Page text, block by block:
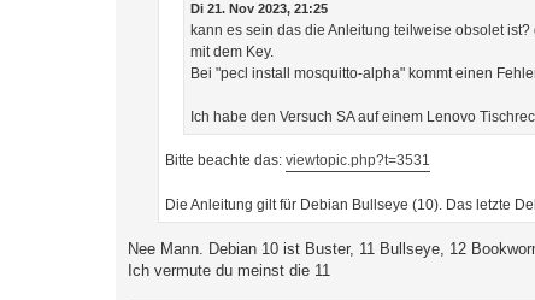
Di 21. Nov 2023, 21:25
kann es sein das die Anleitung teilweise obsolet
mit dem Key.
Bei "pecl install mosquitto-alpha" kommt einen
Ich habe den Versuch SA auf einem Lenovo
Bitte beachte das: viewtopic.php?t=3531
Die Anleitung gilt für Debian Bullseye (10). Das letzte
Nee Mann. Debian 10 ist Buster, 11 Bullseye, 12
Ich vermute du meinst die 11